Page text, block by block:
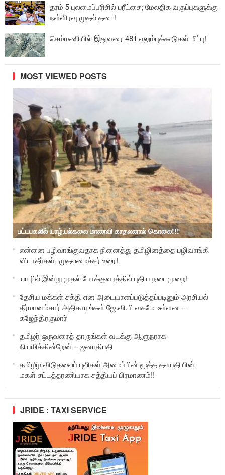
தரம் 5 புலமைப்பரிசில் பரீட்சை; மேலதிக வகுப்புகளுக்கு
நள்ளிரவு முதல் தடை!
செம்மணியில் இதுவரை 481 எலும்புக்கூடுகள் மீட்பு!
MOST VIEWED POSTS
பட்டபகலில் யாழ்.பல்கலை மாணவி காதலனால் கொலை!!!
என்னை பழிவாங்குவதாக நினைத்து தமிழினத்தை பழிவாங்கி
விடாதீர்கள்- முதலமைச்சர் உரை!
யாழில் இன்று முதல் போக்குவரத்தில் புதிய நடைமுறை!
தேசிய மக்கள் சக்தி என அடையாளப்படுத்தப்படினும் அரசியல்
தீர்மானம்சார் அதிகாரங்கள் ஜே.வி.பி வசமே உள்ளன –
கஜேந்திரகுமார்
தமிழர் ஒருவரைத் தாருங்கள் வடக்கு ஆளுநராக
நியமிக்கின்றேன் – ஜனாதிபதி
தமிழீழ விடுதலைப் புலிகள் அமைப்பின் மூத்த தளபதியின்
மகள் சட்டத்தரணியாக சத்தியப் பிரமாணம்!!
JRIDE : TAXI SERVICE